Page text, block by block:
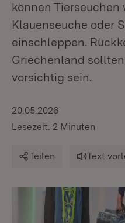
können Tierseuchen
Klauenseuche oder
einschleppen.
Griechenland
vorsichtig sein.
20.05.2026
Lesezeit: 2 Minuten
Teilen Text